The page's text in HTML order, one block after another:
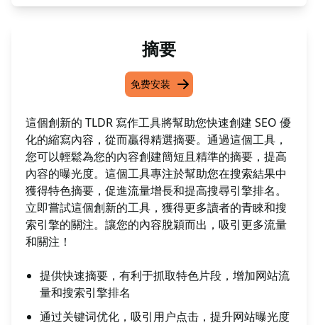
摘要
免费安装
這個創新的 TLDR 寫作工具將幫助您快速創建 SEO 優
化的縮寫內容，從而贏得精選摘要。通過這個工具，
您可以輕鬆為您的內容創建簡短且精準的摘要，提高
內容的曝光度。這個工具專注於幫助您在搜索結果中
獲得特色摘要，促進流量增長和提高搜尋引擎排名。
立即嘗試這個創新的工具，獲得更多讀者的青睞和搜
索引擎的關注。讓您的內容脫穎而出，吸引更多流量
和關注！
提供快速摘要，有利于抓取特色片段，增加网站流
量和搜索引擎排名
通过关键词优化，吸引用户点击，提升网站曝光度